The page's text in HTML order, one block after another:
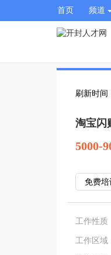
首页 频道
刷新时间
淘宝闪
5000-
免费培
工作性质
工作区域